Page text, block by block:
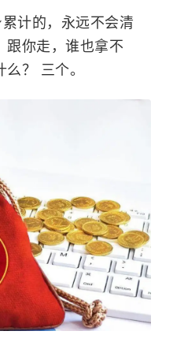
计的，永远不会清
跟你走，谁也拿不
？ 三个。